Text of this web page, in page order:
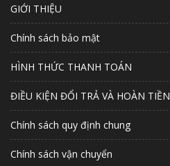
GIỚI THIỆU
Chính sách bảo mật
HÌNH THỨC THANH TOÁN
ĐIỀU KIỆN ĐỔI TRẢ VÀ HOÀN TIỀN
Chính sách quy định chung
Chính sách vận chuyển